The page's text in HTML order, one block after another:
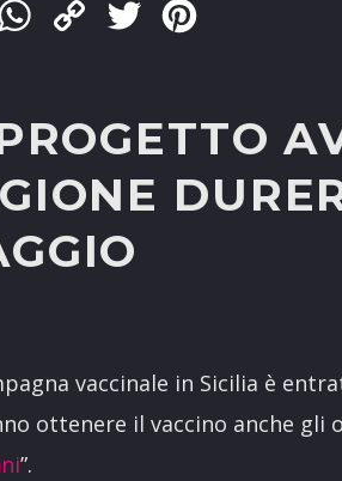
WhatsApp
Copy
Twitter
vaccinale in Sicilia è
ottenere il vaccino anche gli
”.